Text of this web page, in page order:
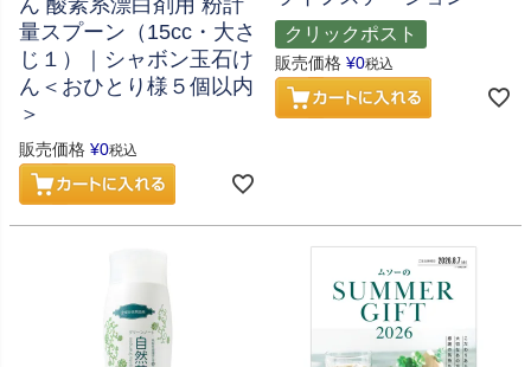
量スプーン（15cc・大さ
じ１）｜シャボン玉石け
ん＜おひとり様５個以内
＞
販売価格 ¥0税込
クリックポスト
販売価格 ¥0税込